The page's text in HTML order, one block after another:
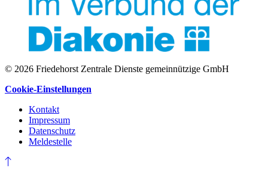
© 2026 Friedehorst Zentrale Dienste gemeinnützige GmbH
Cookie-Einstellungen
Kontakt
Impressum
Datenschutz
Meldestelle